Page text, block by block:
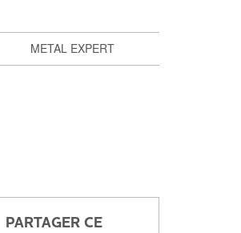
Italia (it)METAL EXPERT
PARTAGER CE